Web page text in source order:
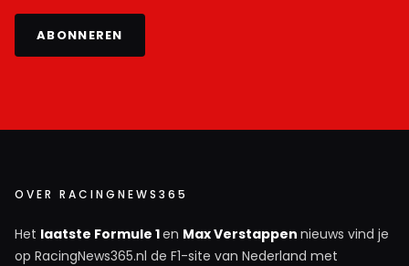
ABONNEREN
OVER RACINGNEWS365
Het laatste Formule 1en Max Verstappen nieuws vind je
op RacingNews365.nl de F1-site van Nederland met